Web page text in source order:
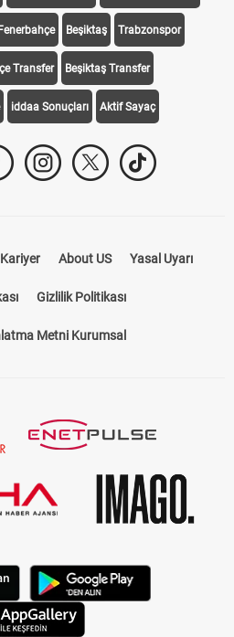
Fenerbahçe Beşiktaş Trabzonspor
Transfer Beşiktaş Transfer
iddaa Sonuçları Aktif Sayaç
Kariyer About US Yasal Uyarı
Gizlilik Politikası
Metni Kurumsal